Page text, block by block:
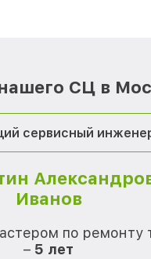
СЦ в
сервисный
Иванов
по ремонту
– 5 лет